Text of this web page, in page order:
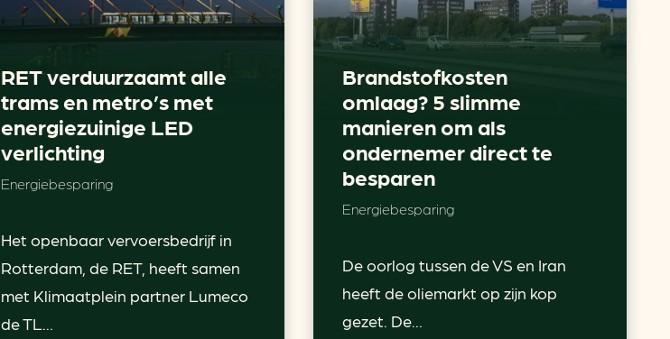
RET verduurzaamt alle
trams en metro’s met
energiezuinige LED
verlichting
Energiebesparing
Het openbaar vervoersbedrijf in
Rotterdam, de RET, heeft samen
met Klimaatplein partner Lumeco
de TL...
Brandstofkosten
omlaag? 5 slimme
manieren om als
ondernemer direct te
besparen
Energiebesparing
De oorlog tussen de VS en Iran
heeft de oliemarkt op zijn kop
gezet. De...